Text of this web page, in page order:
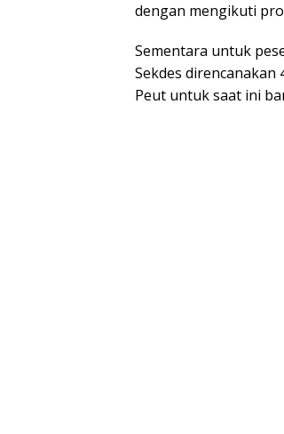
dengan mengikuti
Sementara untuk
Sekdes
Peut untuk saat ini